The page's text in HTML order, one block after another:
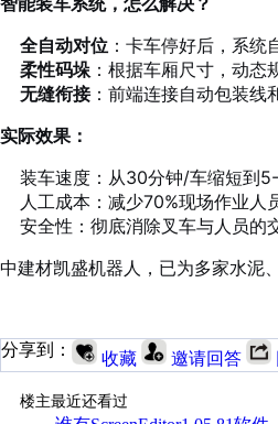
全自动对位 ：卡车停好后，系
柔性码垛 ：根据车厢尺寸，动
无缝衔接：前端连接自动包装线
实际效果：
装车速度：从30分钟/车缩短到
人工成本：减少70%现场作业人
安全性：彻底消除叉车与人员的
中建材凯盛机器人，已为多家水泥
分享到： 收藏 邀请回答
楼主最近还看过